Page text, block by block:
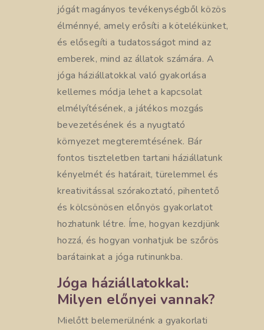
jógát magányos tevékenységből közös
élménnyé, amely erősíti a kötelékünket,
és elősegíti a tudatosságot mind az
emberek, mind az állatok számára. A
jóga háziállatokkal való gyakorlása
kellemes módja lehet a kapcsolat
elmélyítésének, a játékos mozgás
bevezetésének és a nyugtató
környezet megteremtésének. Bár
fontos tiszteletben tartani háziállatunk
kényelmét és határait, türelemmel és
kreativitással szórakoztató, pihentető
és kölcsönösen előnyös gyakorlatot
hozhatunk létre. Íme, hogyan kezdjünk
hozzá, és hogyan vonhatjuk be szőrös
barátainkat a jóga rutinunkba.
Jóga háziállatokkal:
Milyen előnyei vannak?
Mielőtt belemerülnénk a gyakorlati